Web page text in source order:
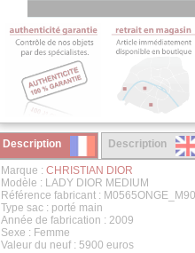
Description Description
Marque : CHRISTIAN DIOR
Modèle : LADY DIOR MEDIUM
Référence fabricant :
Type sac : porté main
Année de fabrication : 2009
Sexe : Femme
Valeur du neuf : 5900 euros